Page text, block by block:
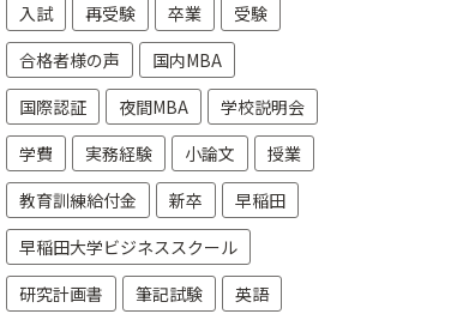
入試
再受験 卒業
受験
合格者様の声
国内MBA
国際認証
夜間MBA
学校説明会
学費
実務経験 小論文
授業
教育訓練給付金
新卒
早稲田
早稲田大学ビジネススクール
研究計画書
筆記試験
英語